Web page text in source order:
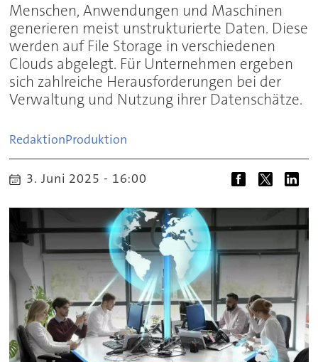
Menschen, Anwendungen und Maschinen
generieren meist unstrukturierte Daten. Diese
werden auf File Storage in verschiedenen
Clouds abgelegt. Für Unternehmen ergeben
sich zahlreiche Herausforderungen bei der
Verwaltung und Nutzung ihrer Datenschätze.
RedaktionProduktion
3. Juni 2025 - 16:00